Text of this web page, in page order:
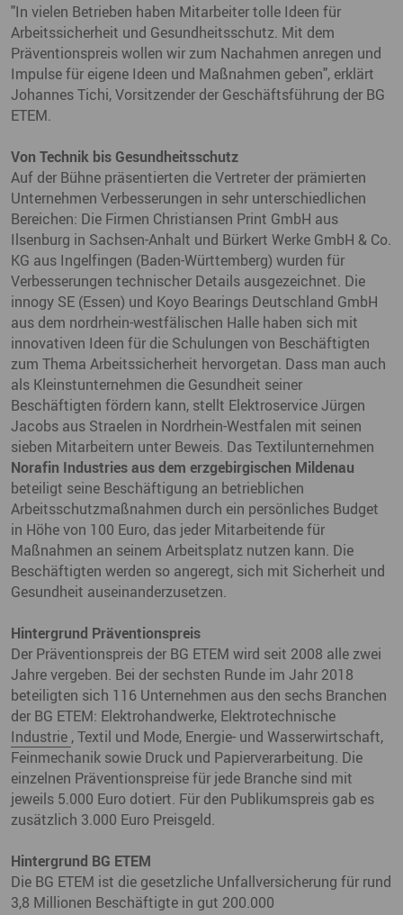
"In vielen Betrieben haben Mitarbeiter tolle Ideen für
Arbeitssicherheit und Gesundheitsschutz. Mit dem
Präventionspreis wollen wir zum Nachahmen anregen und
Impulse für eigene Ideen und Maßnahmen geben", erklärt
Johannes Tichi, Vorsitzender der Geschäftsführung der BG
ETEM.
Von Technik bis Gesundheitsschutz
Auf der Bühne präsentierten die Vertreter der prämierten
Unternehmen Verbesserungen in sehr unterschiedlichen
Bereichen: Die Firmen Christiansen Print GmbH aus
Ilsenburg in Sachsen-Anhalt und Bürkert Werke GmbH & Co.
KG aus Ingelfingen (Baden-Württemberg) wurden für
Verbesserungen technischer Details ausgezeichnet. Die
innogy SE (Essen) und Koyo Bearings Deutschland GmbH
aus dem nordrhein-westfälischen Halle haben sich mit
innovativen Ideen für die Schulungen von Beschäftigten
zum Thema Arbeitssicherheit hervorgetan. Dass man auch
als Kleinstunternehmen die Gesundheit seiner
Beschäftigten fördern kann, stellt Elektroservice Jürgen
Jacobs aus Straelen in Nordrhein-Westfalen mit seinen
sieben Mitarbeitern unter Beweis. Das Textilunternehmen
Norafin Industries aus dem erzgebirgischen Mildenau
beteiligt seine Beschäftigung an betrieblichen
Arbeitsschutzmaßnahmen durch ein persönliches Budget
in Höhe von 100 Euro, das jeder Mitarbeitende für
Maßnahmen an seinem Arbeitsplatz nutzen kann. Die
Beschäftigten werden so angeregt, sich mit Sicherheit und
Gesundheit auseinanderzusetzen.
Hintergrund Präventionspreis
Der Präventionspreis der BG ETEM wird seit 2008 alle zwei
Jahre vergeben. Bei der sechsten Runde im Jahr 2018
beteiligten sich 116 Unternehmen aus den sechs Branchen
der BG ETEM: Elektrohandwerke, Elektrotechnische
Industrie , Textil und Mode, Energie- und Wasserwirtschaft,
Feinmechanik sowie Druck und Papierverarbeitung. Die
einzelnen Präventionspreise für jede Branche sind mit
jeweils 5.000 Euro dotiert. Für den Publikumspreis gab es
zusätzlich 3.000 Euro Preisgeld.
Hintergrund BG ETEM
Die BG ETEM ist die gesetzliche Unfallversicherung für rund
3,8 Millionen Beschäftigte in gut 200.000